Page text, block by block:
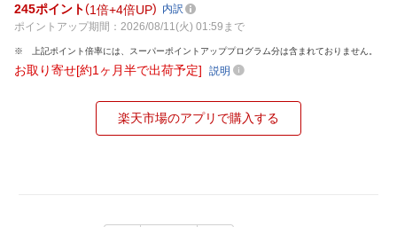
245ポイント 1倍 4倍UP
内訳
ポイントアップ期間：2026/08/11(火) 01:59まで
上記ポイント倍率には、スーパーポイントアッププログラム分は含まれておりません。
お取り寄せ[約1ヶ月半で出荷予定] 説明
楽天市場のアプリで購入する